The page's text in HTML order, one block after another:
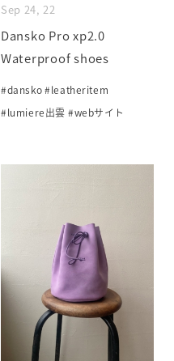
Sep 24, 22
Dansko Pro xp2.0
Waterproof shoes
#dansko#leatheritem
#lumiere出雲 #webサイト